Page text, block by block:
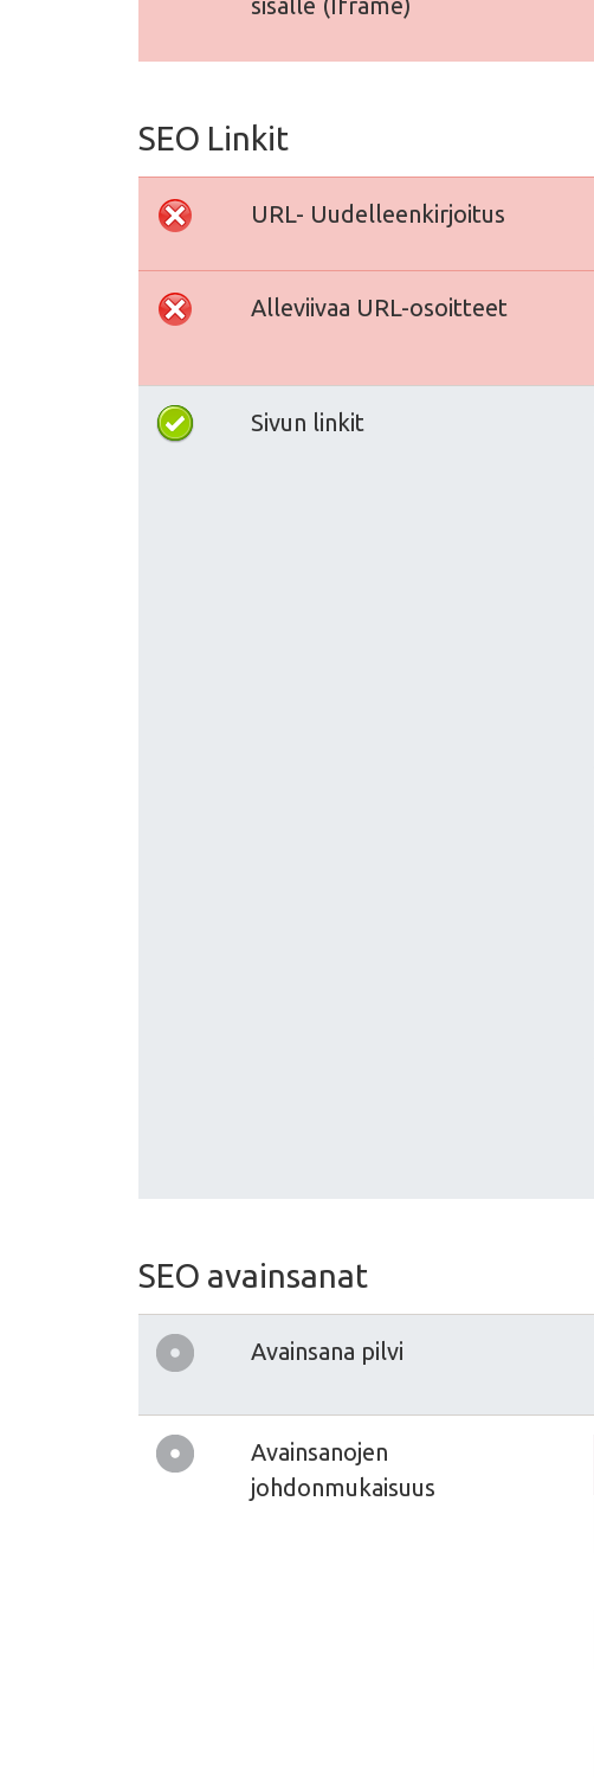
SEO Linkit
URL- Uudelleenkirjoitus
Alleviivaa URL-osoitteet
Sivun linkit
SEO avainsanat
Avainsana pilvi
Avainsanojen
johdonmukaisuus